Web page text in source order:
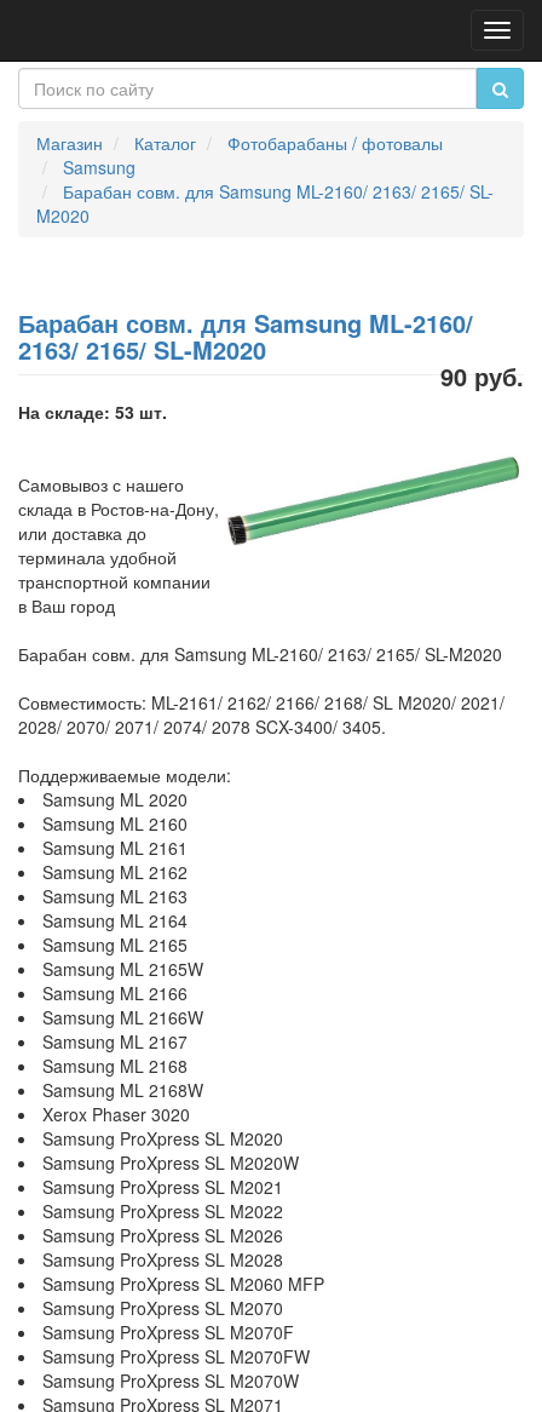
Магазин Каталог
Фотобарабаны / фотовалы
Samsung
Барабан совм. для Samsung ML-2160/ 2163/ 2165/ SL-
M2020
Барабан совм. для Samsung ML-2160/
2163/ 2165/ SL-M2020
90 руб.
На складе: 53 шт.
Самовывоз с нашего
склада в Ростов-на-Дону,
или доставка до
терминала удобной
транспортной компании
в Ваш город
Барабан совм. для Samsung ML-2160/ 2163/ 2165/ SL-M2020
Совместимость: ML-2161/ 2162/ 2166/ 2168/ SL M2020/ 2021/
2028/ 2070/ 2071/ 2074/ 2078 SCX-3400/ 3405.
Поддерживаемые модели:
Samsung ML 2020
Samsung ML 2160
Samsung ML 2161
Samsung ML 2162
Samsung ML 2163
Samsung ML 2164
Samsung ML 2165
Samsung ML 2165W
Samsung ML 2166
Samsung ML 2166W
Samsung ML 2167
Samsung ML 2168
Samsung ML 2168W
Xerox Phaser 3020
Samsung ProXpress SL M2020
Samsung ProXpress SL M2020W
Samsung ProXpress SL M2021
Samsung ProXpress SL M2022
Samsung ProXpress SL M2026
Samsung ProXpress SL M2028
Samsung ProXpress SL M2060 MFP
Samsung ProXpress SL M2070
Samsung ProXpress SL M2070F
Samsung ProXpress SL M2070FW
Samsung ProXpress SL M2070W
Samsung ProXpress SL M2071